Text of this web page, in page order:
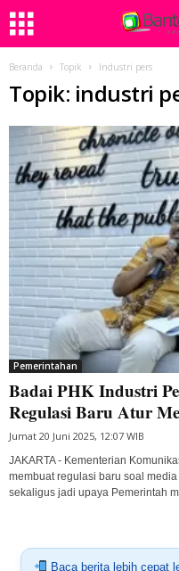
Beranda Topik Industri pers
Topik: industri
Pemerintahan
Badai PHK Industri
Regulasi Baru Atur
Jumat 20 Juni 2025, 12:07 WIB
JAKARTA - Kementerian
membuat regulasi baru soal
sekaligus jadi upaya Pemerintah
Baca berita lebih cepat